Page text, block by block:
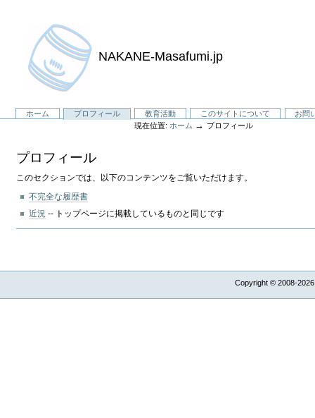
NAKANE-Masafumi.jp
ホーム プロフィール 教育活動 このサイトについて
お問
現在位置: ホーム → プロフィール
プロフィール
このセクションでは、以下のコンテンツをご覧いただけます。
不完全な履歴書
近況 -- トップページに掲載しているものと同じです
Copyright © 2008-